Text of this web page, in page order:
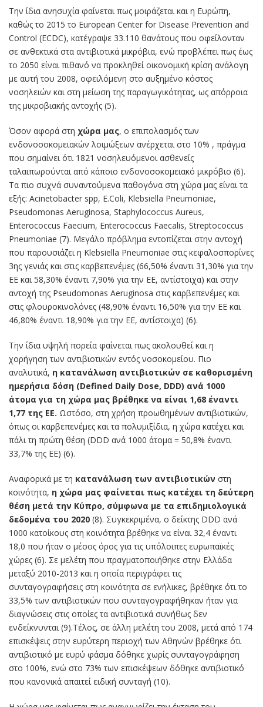
Την ίδια ανησυχία φαίνεται πως μοιράζεται και η Ευρώπη,
καθώς το 2015 το European Center for Disease Prevention and
Control (ECDC), κατέγραψε 33.110 θανάτους που οφείλονταν
σε ανθεκτικά στα αντιβιοτικά μικρόβια, ενώ προβλέπει πως έως
το 2050 είναι πιθανό να προκληθεί οικονομική κρίση ανάλογη
με αυτή του 2008, οφειλόμενη στο αυξημένο κόστος
νοσηλειών και στη μείωση της παραγωγικότητας, ως απόρροια
της μικροβιακής αντοχής (5).
Όσον αφορά στη χώρα μας, ο επιπολασμός των
ενδονοσοκομειακών λοιμώξεων ανέρχεται στο 10% , πράγμα
που σημαίνει ότι 1821 νοσηλευόμενοι ασθενείς
ταλαιπωρούνται από κάποιο ενδονοσοκομειακό μικρόβιο (6).
Τα πιο συχνά συναντούμενα παθογόνα στη χώρα μας είναι τα
εξής: Acinetobacter spp, E.Coli, Klebsiella Pneumoniae,
Pseudomonas Aeruginosa, Staphylococcus Aureus,
Enterococcus Faecium, Enterococcus Faecalis, Streptococcus
Pneumoniae (7). Μεγάλο πρόβλημα εντοπίζεται στην αντοχή
που παρουσιάζει η Klebsiella Pneumoniae στις κεφαλοσπορίνες
3ης γενιάς και στις καρβεπενέμες (66,50% έναντι 31,30% για την
ΕΕ και 58,30% έναντι 7,90% για την ΕΕ, αντίστοιχα) και στην
αντοχή της Pseudomonas Aeruginosa στις καρβεπενέμες και
στις φλουροκινολόνες (48,90% έναντι 16,50% για την ΕΕ και
46,80% έναντι 18,90% για την ΕΕ, αντίστοιχα) (6).
Την ίδια υψηλή πορεία φαίνεται πως ακολουθεί και η
χορήγηση των αντιβιοτικών εντός νοσοκομείου. Πιο
αναλυτικά, η κατανάλωση αντιβιοτικών σε καθορισμένη
ημερήσια δόση (Defined Daily Dose, DDD) ανά 1000
άτομα για τη χώρα μας βρέθηκε να είναι 1,68 έναντι
1,77 της ΕΕ. Ωστόσο, στη χρήση προωθημένων αντιβιοτικών,
όπως οι καρβεπενέμες και τα πολυμιξίδια, η χώρα κατέχει και
πάλι τη πρώτη θέση (DDD ανά 1000 άτομα = 50,8% έναντι
33,7% της ΕΕ) (6).
Αναφορικά με τη κατανάλωση των αντιβιοτικών στη
κοινότητα, η χώρα μας φαίνεται πως κατέχει τη δεύτερη
θέση μετά την Κύπρο, σύμφωνα με τα επιδημιολογικά
δεδομένα του 2020 (8). Συγκεκριμένα, ο δείκτης DDD ανά
1000 κατοίκους στη κοινότητα βρέθηκε να είναι 32,4 έναντι
18,0 που ήταν ο μέσος όρος για τις υπόλοιπες ευρωπαϊκές
χώρες (6). Σε μελέτη που πραγματοποιήθηκε στην Ελλάδα
μεταξύ 2010-2013 και η οποία περιγράφει τις
συνταγογραφήσεις στη κοινότητα σε ενήλικες, βρέθηκε ότι το
33,5% των αντιβιοτικών που συνταγογραφήθηκαν ήταν για
διαγνώσεις στις οποίες τα αντιβιοτικά συνήθως δεν
ενδείκνυνται (9).Τέλος, σε άλλη μελέτη του 2008, μετά από 174
επισκέψεις στην ευρύτερη περιοχή των Αθηνών βρέθηκε ότι
αντιβιοτικό με ευρύ φάσμα δόθηκε χωρίς συνταγογράφηση
στο 100%, ενώ στο 73% των επισκέψεων δόθηκε αντιβιοτικό
που κανονικά απαιτεί ειδική συνταγή (10).